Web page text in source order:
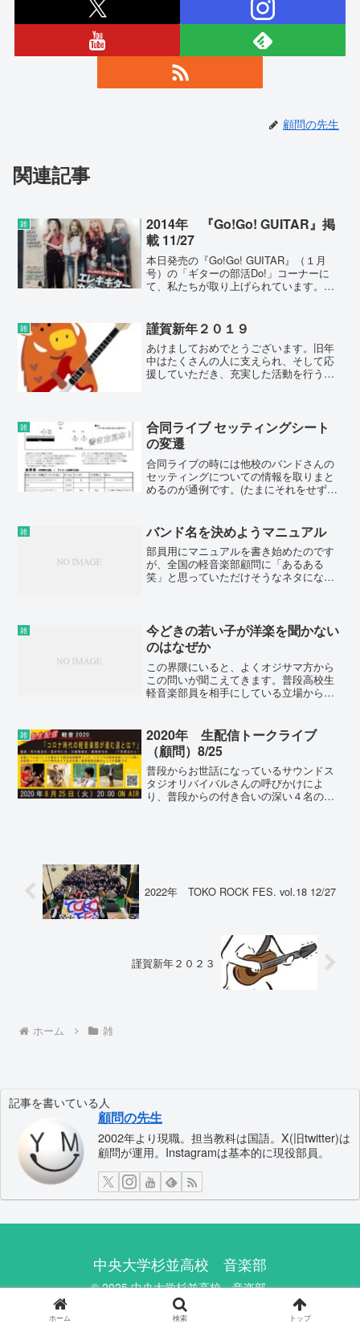
顧問の先生
関連記事
雑
2014年 『Go!Go! GUITAR』掲
載 11/27
本日発売の『Go!Go! GUITAR』（１月
号）の「ギターの部活Do!」コーナーに
て、私たちが取り上げられています。
雑 謹賀新年２０１９
あけましておめでとうございます。旧年
中はたくさんの人に支えられ、そして応
援していただき、充実した活動を行うこ
していきたいと思います。...
雑
合同ライブ セッティングシート
の変遷
合同ライブの時には他校のバンドさんの
セッティングについての情報を取りまと
めるのが通例です。(たまにそれをせずに
りますが。)他校のライブに参加する時
も、自校で主催する時も...
雑 バンド名を決めようマニュアル
部員用にマニュアルを書き始めたのです
が、全国の軽音楽部顧問に「あるある
笑」と思っていただけそうなネタになり
字は、大会プログ...
雑
今どきの若い子が洋楽を聞かない
のはなぜか
この界隈にいると、よくオジサマ方から
この問いが聞こえてきます。普段高校生
軽音楽部員を相手にしている立場から、
レコード、CDの衰退脱法アプリ
→YouTube→サブスクとい...
雑
2020年 生配信トークライブ
（顧問）8/25
普段からお世話になっているサウンドス
タジオリバイバルさんの呼びかけによ
り、普段からの付き合いの深い４名の顧
2022年 TOKO ROCK FES. vol.18 12/27
謹賀新年２０２３
ホーム 雑
記事を書いている人
顧問の先生
2002年より現職。担当教科は国語。X(旧twitter)は
顧問が運用。Instagramは基本的に現役部員。
中央大学杉並高校 音楽部
© 2025 中央大学杉並高校 音楽部.
ホーム 検索 トップ